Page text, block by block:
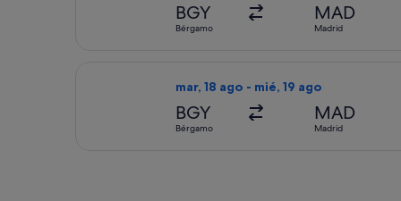
BGY
Bérgamo
MAD
Madrid
mar, 18 ago - mié, 19 ago
BGY
Bérgamo
MAD
Madrid